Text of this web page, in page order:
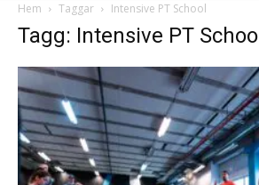
Hem Taggar Intensive PT School
Tagg: Intensive PT School